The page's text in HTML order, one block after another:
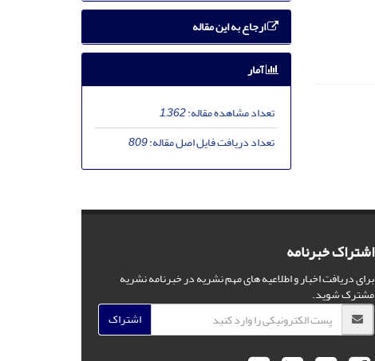
ارجاع به این مقاله
آمار
تعداد مشاهده مقاله:1,362
تعداد دریافت فایل اصل مقاله:809
اشتراک خبرنامه
برای دریافت اخبار و اطلاعیه های مهم نشریه در خبرنامه نشریه
مشترک شوید.
اشتراک